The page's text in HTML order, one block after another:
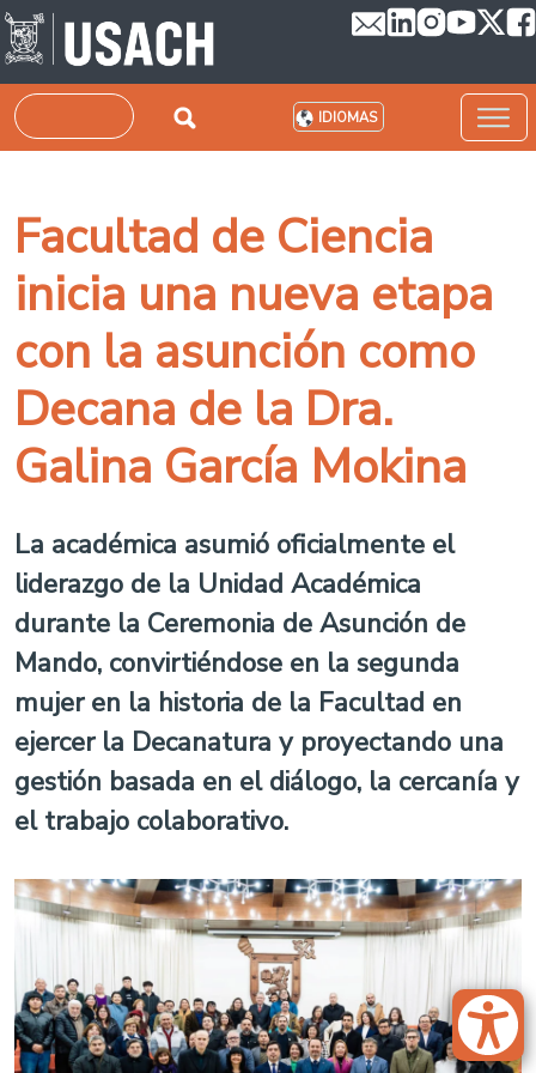
Pasar al contenido principal
Buscar IDIOMAS
Facultad de Ciencia
inicia una nueva etapa
con la asunción como
Decana de la Dra.
Galina García Mokina
La académica asumió oficialmente el
liderazgo de la Unidad Académica
durante la Ceremonia de Asunción de
Mando, convirtiéndose en la segunda
mujer en la historia de la Facultad en
ejercer la Decanatura y proyectando una
gestión basada en el diálogo, la cercanía y
el trabajo colaborativo.